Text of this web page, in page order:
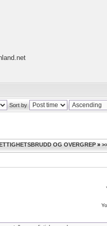
Sort by
OG OVERGREP »